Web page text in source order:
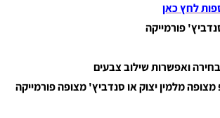
לחץ כאן
פורמייקה
ואפשרות שילוב צבעים
מלמין יצוק או סנדביץ' מצופה פורמייקה